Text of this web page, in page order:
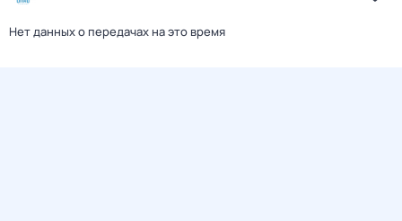
Нет данных о передачах на это время